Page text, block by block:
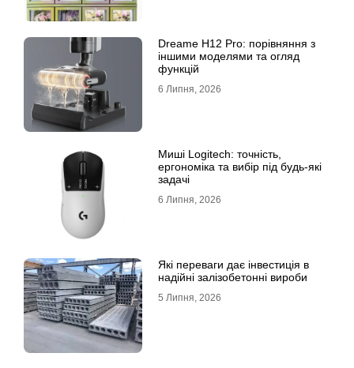
Dreame H12 Pro: порівняння з
іншими моделями та огляд
функцій
6 Липня, 2026
Миші Logitech: точність,
ергономіка та вибір під будь-які
задачі
6 Липня, 2026
Які переваги дає інвестиція в
надійні залізобетонні вироби
5 Липня, 2026